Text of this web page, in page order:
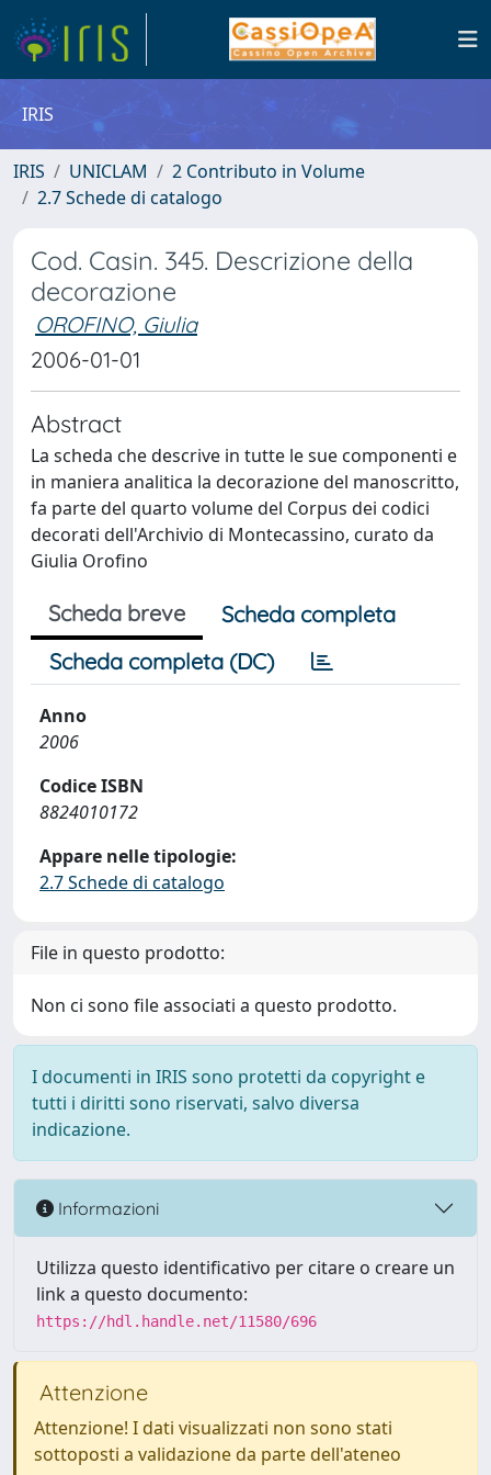
IRIS
IRIS UNICLAM
2 Contributo in Volume
2.7 Schede di catalogo
Cod. Casin. 345. Descrizione della
decorazione
OROFINO, Giulia
2006-01-01
Abstract
La scheda che descrive in tutte le sue componenti e
in maniera analitica la decorazione del manoscritto,
fa parte del quarto volume del Corpus dei codici
decorati dell'Archivio di Montecassino, curato da
Giulia Orofino
Scheda breve
Scheda completa
Scheda completa (DC)
Anno
2006
Codice ISBN
8824010172
Appare nelle tipologie:
2.7 Schede di catalogo
File in questo prodotto:
Non ci sono file associati a questo prodotto.
I documenti in IRIS sono protetti da copyright e
tutti i diritti sono riservati, salvo diversa
indicazione.
Informazioni
Utilizza questo identificativo per citare o creare un
link a questo documento:
https://hdl.handle.net/11580/696
Attenzione
Attenzione! I dati visualizzati non sono stati
sottoposti a validazione da parte dell'ateneo